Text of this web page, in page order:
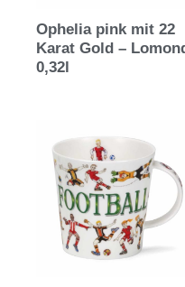
Ophelia pink mit 22
Karat Gold –
0,32l